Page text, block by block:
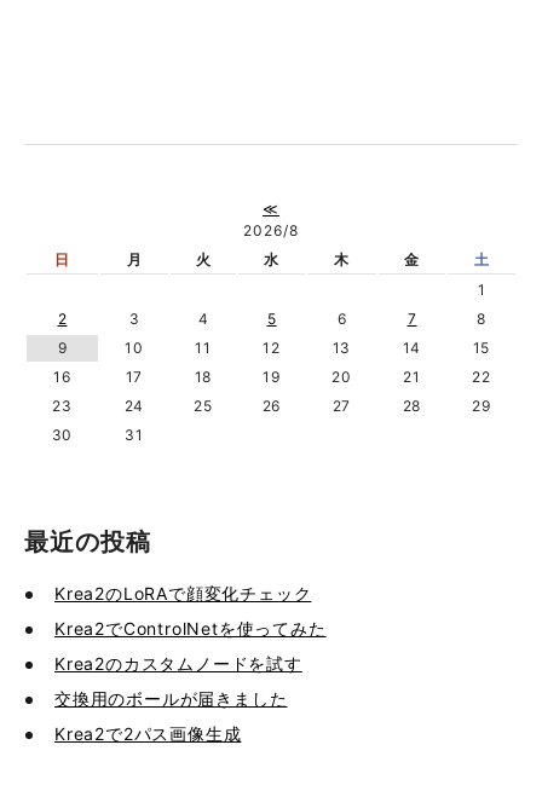
≪
2026/8
日
月 火 水 木 金
土
1
2
3 4 5 6 7
8
9
10 11 12 13 14
15
16
17 18 19 20 21
22
23
24 25 26 27 28
29
30
31
最近の投稿
Krea2のLoRAで顔変化チェック
Krea2でControlNetを使ってみた
Krea2のカスタムノードを試す
交換用のボールが届きました
Krea2で2パス画像生成